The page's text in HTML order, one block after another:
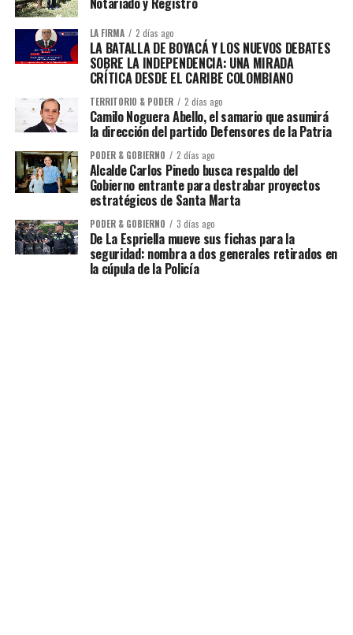
LA FIRMA 2 días ago
LA BATALLA DE BOYACÁ Y LOS NUEVOS DEBATES
SOBRE LA INDEPENDENCIA: UNA MIRADA
CRÍTICA DESDE EL CARIBE COLOMBIANO
TERRITORIO & PODER 2 días ago
Camilo Noguera Abello, el samario que asumirá
la dirección del partido Defensores de la Patria
PODER & GOBIERNO 2 días ago
Alcalde Carlos Pinedo busca respaldo del
Gobierno entrante para destrabar proyectos
estratégicos de Santa Marta
PODER & GOBIERNO 3 días ago
De La Espriella mueve sus fichas para la
seguridad: nombra a dos generales retirados en
la cúpula de la Policía